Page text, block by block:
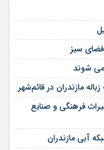
فضای سبز
مازندران در قائم‌شهر
فرهنگی و صنایع
آبی مازندران